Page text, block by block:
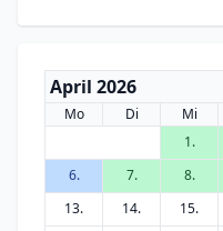
April 2026
Mo Di Mi
1.
6.
7. 8.
13.
14. 15.